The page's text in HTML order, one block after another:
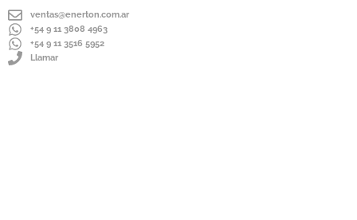
ventas@enerton.com.ar
+54 9 11 3808 4963
+54 9 11 3516 5952
Llamar